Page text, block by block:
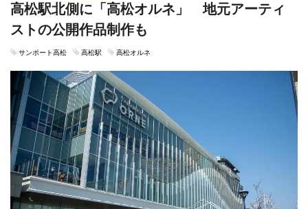
高松駅北側に「高松オルネ」 地元アーティ
ストの公開作品制作も
サンポート高松 高松駅 高松オルネ